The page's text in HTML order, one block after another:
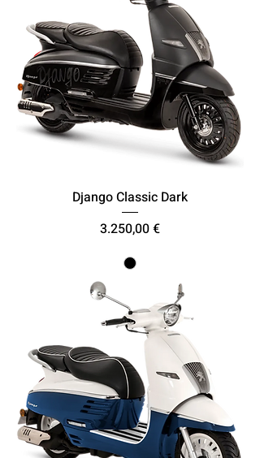
Django Classic Dark
Τιμή
3.250,00 €